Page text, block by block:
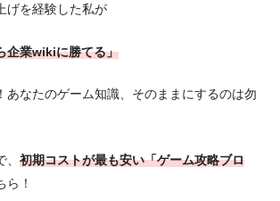
げを経験した私が
企業wikiに勝てる」
あなたのゲーム知識、そのままにするのは勿
初期コストが最も安い「ゲーム攻略ブロ
ら！